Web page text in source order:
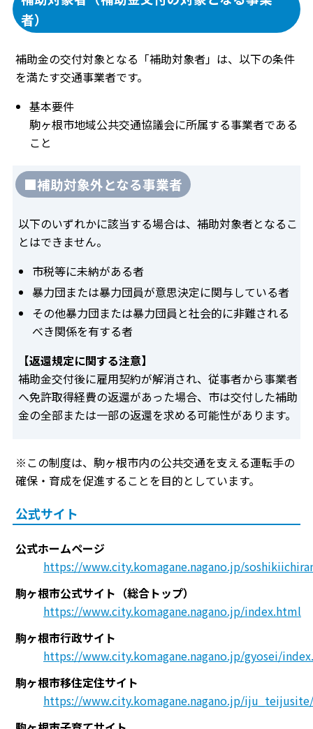
者）
補助金の交付対象となる「補助対象者」は、以下の条件
を満たす交通事業者です。
基本要件
駒ヶ根市地域公共交通協議会に所属する事業者である
こと
■補助対象外となる事業者
以下のいずれかに該当する場合は、補助対象者となるこ
とはできません。
市税等に未納がある者
暴力団または暴力団員が意思決定に関与している者
その他暴力団または暴力団員と社会的に非難される
べき関係を有する者
【返還規定に関する注意】
補助金交付後に雇用契約が解消され、従事者から事業者
へ免許取得経費の返還があった場合、市は交付した補助
金の全部または一部の返還を求める可能性があります。
※この制度は、駒ヶ根市内の公共交通を支える運転手の
確保・育成を促進することを目的としています。
公式サイト
公式ホームページ
https://www.city.komagane.nagano.jp/
駒ヶ根市公式サイト（総合トップ）
https://www.city.komagane.nagano.jp/index.html
駒ヶ根市行政サイト
https://www.city.komagane.nagano.jp/gyosei/
駒ヶ根市移住定住サイト
https://www.city.komagane.nagano.jp/